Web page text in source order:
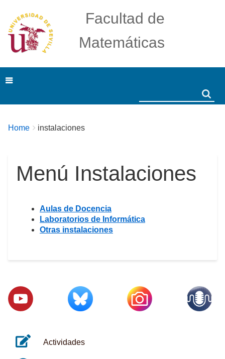
Facultad de
Matemáticas
Breadcrumbs
You
Home instalaciones
Menú Instalaciones
Aulas de Docencia
Laboratorios de Informática
Otras instalaciones
Actividades